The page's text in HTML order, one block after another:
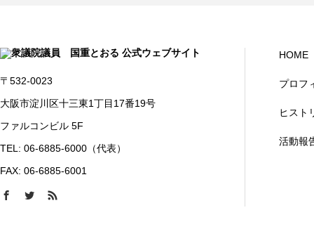
〒532-0023
大阪市淀川区十三東1丁目17番19号
ファルコンビル 5F
TEL: 06-6885-6000（代表）
FAX: 06-6885-6001
HOME
プロフ
ヒスト
活動報